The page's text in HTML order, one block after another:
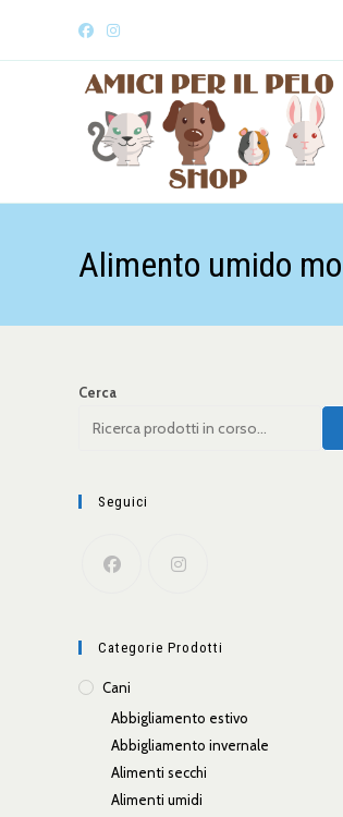
Alimento umido
Cerca
Seguici
Categorie Prodotti
Cani
Abbigliamento estivo
Abbigliamento invernale
Alimenti secchi
Alimenti umidi